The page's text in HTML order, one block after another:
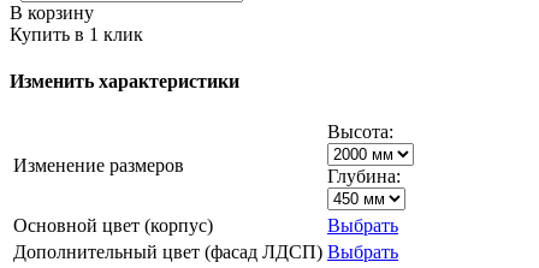
В корзину
Купить в 1 клик
Изменить характеристики
Изменение размеров
Высота:
Глубина:
Основной цвет (корпус)
Выбрать
Дополнительный цвет (фасад ЛДСП) Выбрать